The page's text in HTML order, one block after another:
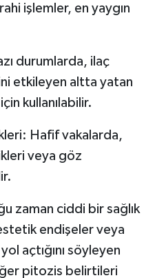
işlemler, en yaygın
durumlarda, ilaç
etkileyen altta yatan
kullanılabilir.
Hafif vakalarda,
veya göz
zaman ciddi bir sağlık
endişeler veya
açtığını söyleyen
pitozis belirtileri